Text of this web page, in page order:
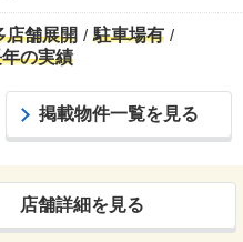
店舗展開
駐車場有
の実績
掲載物件一覧を見る
店舗詳細を見る